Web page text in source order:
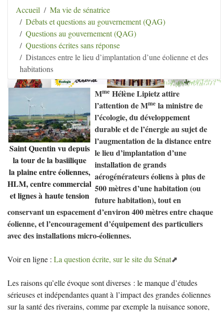
Aller au contenu Aller au menu
secondaire
| Aller à la recherche
Hélène Lipietz
Ancienne Sénatrice de Seine-et-Marne
Accueil
Ma vie de sénatrice
Débats et questions au gouvernement (QAG)
Questions au gouvernement (QAG)
Questions écrites sans réponse
Distances entre le lieu d’implantation d’une éolienne et des
habitations
Saint Quentin vu depuis
la tour de la basiilique
la plaine entre éoliennes,
HLM, centre commercial
et lignes à haute tension
Mme Hélène Lipietz attire
l’attention de Mme la ministre de
l’écologie, du développement
durable et de l’énergie au sujet de
l’augmentation de la distance entre
le lieu d’implantation d’une
installation de grands
aérogénérateurs éoliens à plus de
500 mètres d’une habitation (ou
future habitation), tout en
conservant un espacement d’environ 400 mètres entre chaque
éolienne, et l’encouragement d’équipement des particuliers
avec des installations micro-éoliennes.
Voir en ligne : La question écrite, sur le site du Sénat
Les raisons qu’elle évoque sont diverses : le manque d’études
sérieuses et indépendantes quant à l’impact des grandes éoliennes
sur la santé des riverains, comme par exemple la nuisance sonore,